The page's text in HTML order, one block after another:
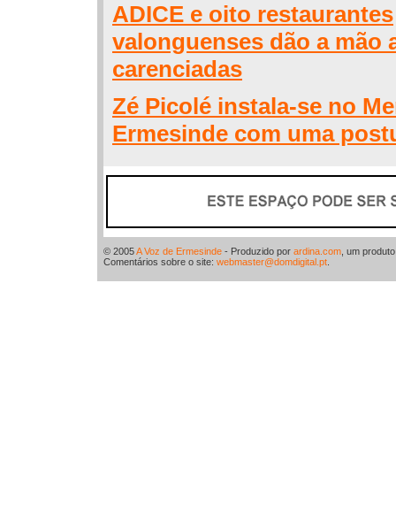
ADICE e oito restaurantes
valonguenses dão a mão
carenciadas
Zé Picolé instala-se no
Ermesinde com uma
© 2005A Voz de Ermesinde - Produzido por ardina.com , um
Comentários sobre o site: webmaster@domdigital.pt